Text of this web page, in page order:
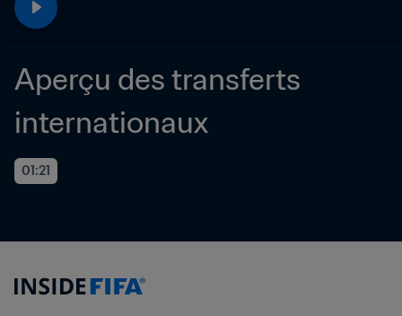
Aperçu des transferts
internationaux
01:21